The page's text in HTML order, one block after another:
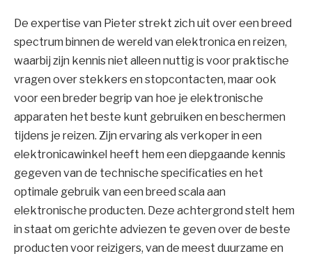
De expertise van Pieter strekt zich uit over een breed
spectrum binnen de wereld van elektronica en reizen,
waarbij zijn kennis niet alleen nuttig is voor praktische
vragen over stekkers en stopcontacten, maar ook
voor een breder begrip van hoe je elektronische
apparaten het beste kunt gebruiken en beschermen
tijdens je reizen. Zijn ervaring als verkoper in een
elektronicawinkel heeft hem een diepgaande kennis
gegeven van de technische specificaties en het
optimale gebruik van een breed scala aan
elektronische producten. Deze achtergrond stelt hem
in staat om gerichte adviezen te geven over de beste
producten voor reizigers, van de meest duurzame en